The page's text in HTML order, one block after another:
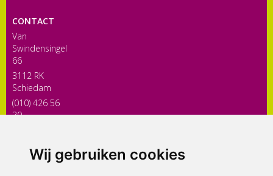
Wij gebruiken cookies
CONTACT
Van
Swindensingel
66
3112 RK
Schiedam
(010) 426 56
30
ONDERDEEL VAN